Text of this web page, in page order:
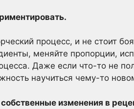
процесс, и не стоит
меняйте пропорции,
Даже если что-то не
научиться чему-то
изменения в